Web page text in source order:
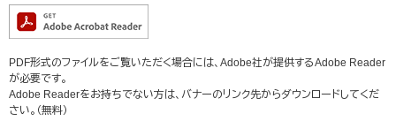
PDF形式のファイルをご覧いただく場合には、Adobe社が提供するAdobe Reader
が必要です。
Adobe Readerをお持ちでない方は、バナーのリンク先からダウンロードしてくだ
さい。（無料）